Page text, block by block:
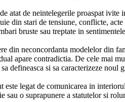
atat de neintelegerile proaspat ivite
din stari de tensiune, conflicte,
bruste sau treptate in
din neconcordanta modelelor din
apare contradictia. De cele mai
defineasca si sa caracterizeze noul
este legat de comunicarea in
sau o suprapunere a statutelor si